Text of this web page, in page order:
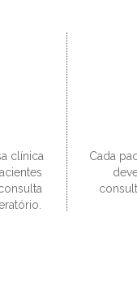
clínica
Cada